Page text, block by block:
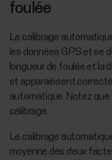
foulée
Le calibrage
les données GPS et se
longueur de foulée et la
et apparaissent
automatique. Notez
calibrage.
Le calibrage
moyenne des deux